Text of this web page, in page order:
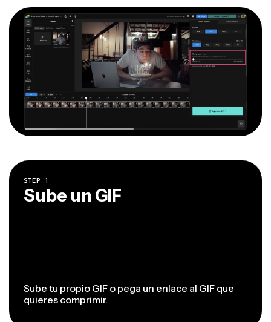
STEP 1
Sube un GIF
Sube tu propio GIF o pega un enlace al GIF que
quieres comprimir.